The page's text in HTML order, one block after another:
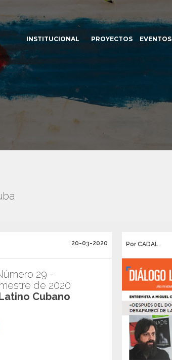
INSTITUCIONAL PROYECTOS EVENTOS
20-03-2020
29 -
de 2020
Cubano
Por CADAL